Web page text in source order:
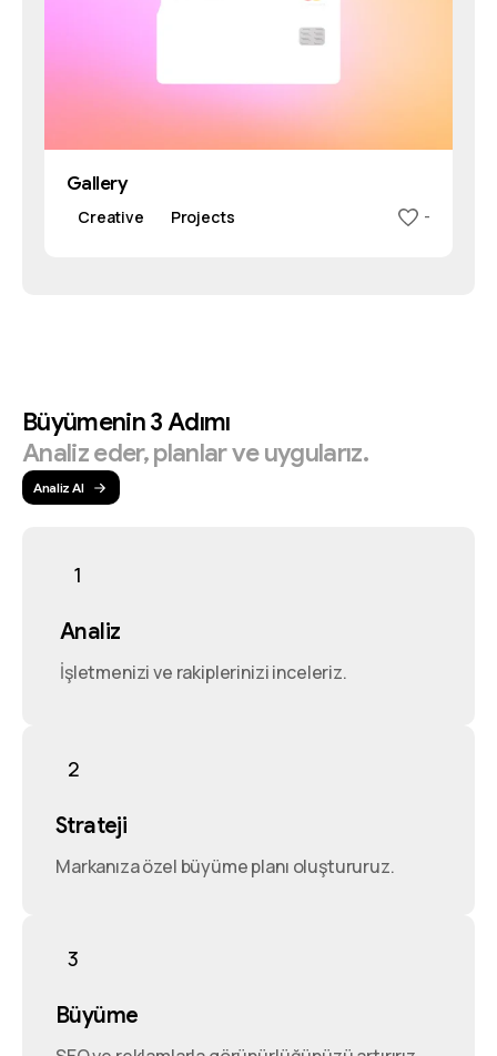
Gallery
Creative Projects -
Büyümenin3Adımı
Analizeder,planlarveuygularız.
Analiz Al
1
Analiz
İşletmenizi ve rakiplerinizi inceleriz.
2
Strateji
Markanıza özel büyüme planı oluştururuz.
3
Büyüme